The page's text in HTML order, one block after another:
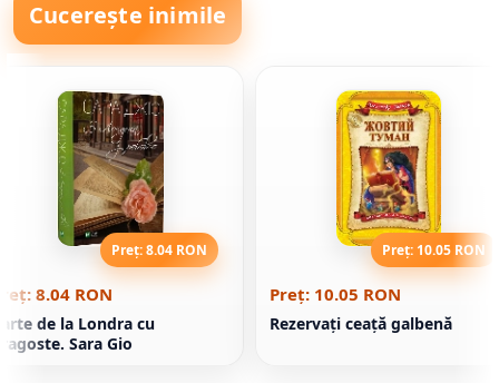
Cucerește inimile
Preț: 8.04 RON
8.04 RON
de la Londra cu
Sara Gio
Preț: 10.05 RON
Preț: 10.05 RON
Rezervați ceață galbenă